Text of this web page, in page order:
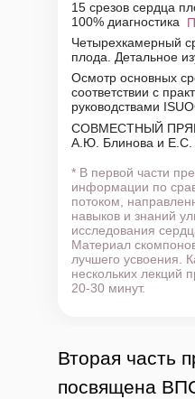
15 срезов сердца
100% диагностика
Четырехкамерный
плода. Детальное
Осмотр основных
соответствии с
руководствами
СОВМЕСТНЫЙ
А.Ю. Блинова и Е.С.
* В первой части
информации по
потоком,
навыков и знаний
исследования
Материал
лучшего усвоения.
нескольких лекций
20-30 минут.
Вторая часть
посвящена